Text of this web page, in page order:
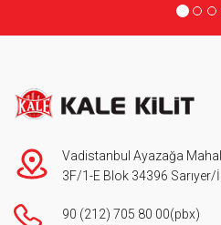
Vadistanbul Ayazağa
3F/1-E Blok 34396 Sarıyer/
90 (212) 705 80 00(pbx)